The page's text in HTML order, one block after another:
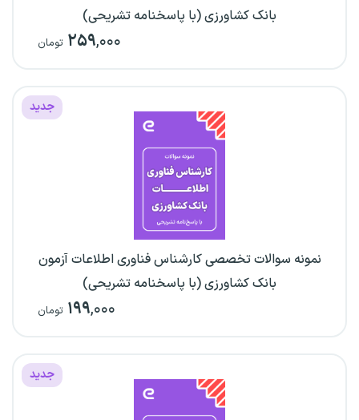
بانک کشاورزی (با پاسخنامه تشریحی)
۲۵۹,۰۰۰ تومان
جدید
نمونه سوالات تخصصی کارشناس فناوری اطلاعات آزمون
بانک کشاورزی (با پاسخنامه تشریحی)
۱۹۹,۰۰۰ تومان
جدید